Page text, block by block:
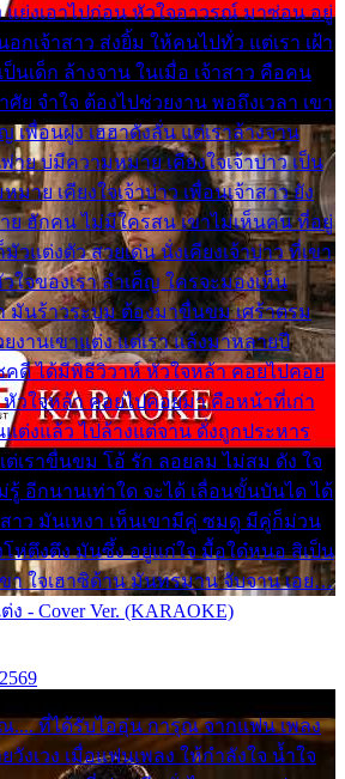
แย่งเอาไปก่อน หัวใจอาวรณ์ มาซ่อน อยู่
กเจ้าสาว ส่งยิ้ม ให้คนไปทั่ว แต่เรา เฝ้า
นเด็ก ล้างจาน ในเมื่อ เจ้าสาว คือคน
ย จำใจ ต้องไปช่วยงาน พอถึงเวลา เขา
เพื่อนฝูง เฮฮาดังลั่น แต่เราล้างจาน
าย บ่มีความหมาย เคียงใจเจ้าบ่าว เป็น
าย เคียงใจเจ้าบ่าว เพื่อนเจ้าสาว ยัง
ย ฮักคน ไม่มีใครสน เขาไม่เห็นคน ที่อยู่
วแต่งตัว สวยเด่น นั่งเคียงเจ้าบ่าว ที่เขา
ใจของเรา ลำเค็ญ ใครจะมองเห็น
มันร้าวระบม ต้องมาขื่นขม เศร้าตรม
งานเขาแต่ง แต่เรา แล้งมาหลายปี
คดี ได้มีพิธีวิวาห์ หัวใจหล้า คอยไปคอย
วใจหล้า คอยไปคอยมา คือหน้าที่เก่า
แต่งแล้ว ไปล้างแต่จาน ดั่งถูกประหาร
ต่เราขื่นขม โอ้ รัก ลอยลม ไม่สม ดัง ใจ
รู้ อีกนานเท่าใด จะได้ เลื่อนขั้นบันได ได้
สาว มันเหงา เห็นเขามีคู่ ซมดู มีคู่ก็ม่วน
โห่ตึงตึง มันซึ้ง อยู่แก่ใจ มื้อใด๋หนอ สิเป็น
ขา ใจเฮาซิด้าน มันทรมาน จับจาน เอย…
- Cover Ver. (KARAOKE)
ที่ได้รับไออุ่น การุณ จากแฟน เพลง
งเวง เมื่อแฟนเพลง ให้กำลังใจ น้ำใจ